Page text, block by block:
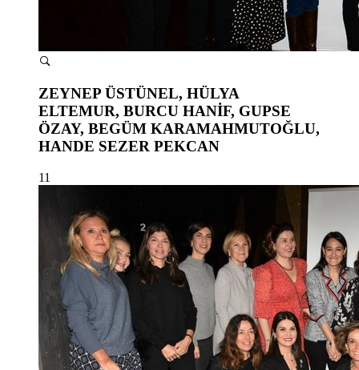
ZEYNEP ÜSTÜNEL, HÜLYA
ELTEMUR, BURCU HANİF, GUPSE
ÖZAY, BEGÜM KARAMAHMUTOĞLU,
HANDE SEZER PEKCAN
11